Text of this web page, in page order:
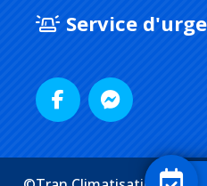
Service